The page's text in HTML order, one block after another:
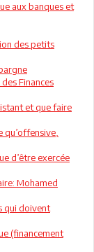
aux banques et
des petits
Finances
et que faire
qu’offensive,
d’être exercée
Mohamed
qui doivent
(financement